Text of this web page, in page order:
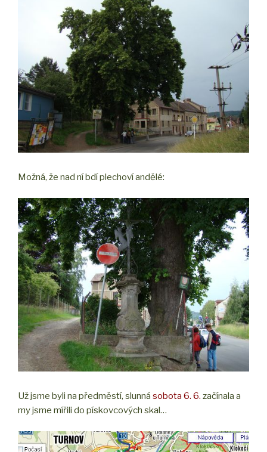
Možná, že nad ní bdí plechoví andělé:
Už jsme byli na předměstí, slunná sobota 6. 6. začínala a
my jsme mířili do pískovcových skal…